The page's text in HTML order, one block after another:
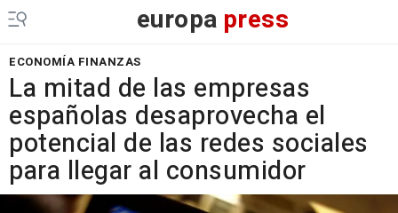
europa press
ECONOMÍA FINANZAS
La mitad de las empresas
españolas desaprovecha el
potencial de las redes sociales
para llegar al consumidor